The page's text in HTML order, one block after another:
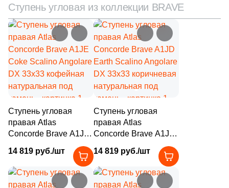
Голубой (7)
Графит (7)
Желтый (7)
Зеленый (7)
Золотой (7)
Капучино (
Кирпичный (7)
Коричневый (7
Красный ( 7)
Ступень угловая из коллекции BRAVE
Ступень угловая
правая Atlas
Concorde Brave A1JE
Coke Scalino Angolare
DX 33х33 кофейная
натуральная под
камень
14 819 руб./шт
Ступень угловая
правая Atlas
Concorde Brave A1JD
Earth Scalino Angolare
DX 33х33 коричневая
натуральная под
камень
14 819 руб./шт